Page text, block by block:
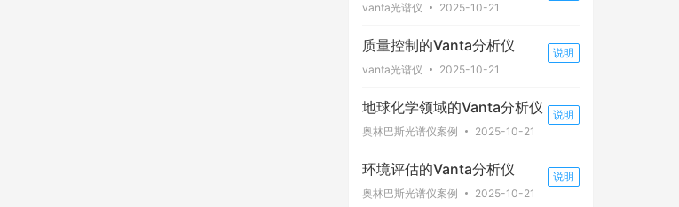
vanta光谱仪 2025-10-21
质量控制的Vanta分析仪
vanta光谱仪 2025-10-21
说明
地球化学领域的Vanta分析仪
奥林巴斯光谱仪案例 2025-10-21
说明
环境评估的Vanta分析仪
奥林巴斯光谱仪案例 2025-10-21
说明